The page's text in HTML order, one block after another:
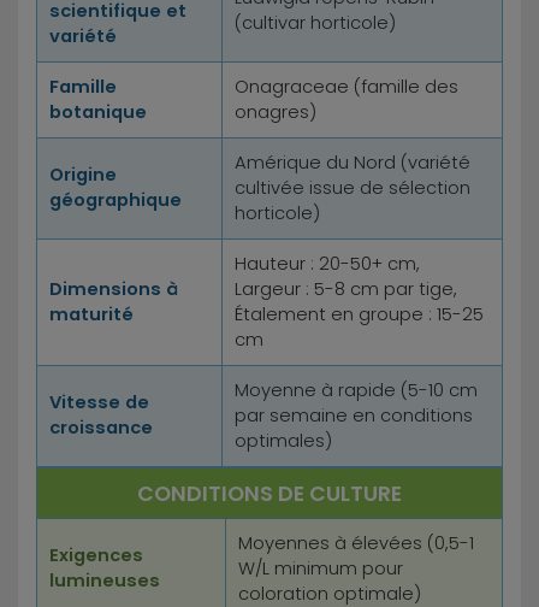
scientifique et
variété
(cultivar horticole)
Famille
botanique
Onagraceae (famille des
onagres)
Origine
géographique
Amérique du Nord (variété
cultivée issue de sélection
horticole)
Dimensions à
maturité
Hauteur : 20-50+ cm,
Largeur : 5-8 cm par tige,
Étalement en groupe : 15-25
cm
Vitesse de
croissance
Moyenne à rapide (5-10 cm
par semaine en conditions
optimales)
CONDITIONS DE CULTURE
Exigences
lumineuses
Moyennes à élevées (0,5-1
W/L minimum pour
coloration optimale)